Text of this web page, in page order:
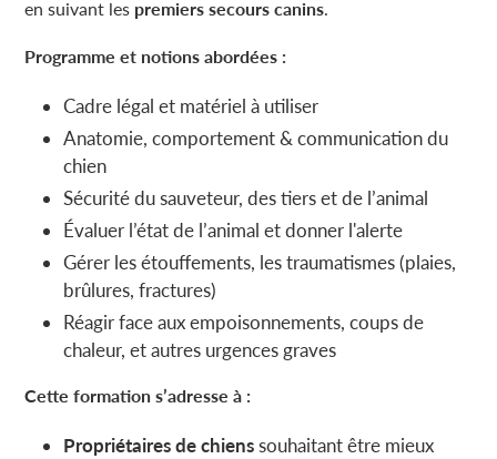
en suivant les premiers secours canins
Programme et notions abordées :
Cadre légal et matériel à utiliser
Anatomie, comportement & communication du
chien
Sécurité du sauveteur, des tiers et de l’animal
Évaluer l’état de l’animal et donner l'alerte
Gérer les étouffements, les traumatismes (plaies,
brûlures, fractures)
Réagir face aux empoisonnements, coups de
chaleur, et autres urgences graves
Cette formation s’adresse à :
Propriétaires de chienssouhaitant être mieux